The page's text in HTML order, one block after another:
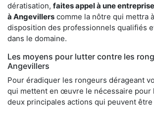
dératisation, faites appel à une
à Angevillers comme la nôtre qui mettra
disposition des professionnels qualifiés
dans le domaine.
Les moyens pour lutter contre les
Angevillers
Pour éradiquer les rongeurs dérageant
qui mettent en œuvre le nécessaire pour
deux principales actions qui peuvent être